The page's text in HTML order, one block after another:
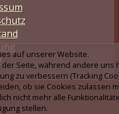
auf unserer Website.
Seite, während andere uns
zu verbessern (Tracking
ob sie Cookies zulassen
nicht mehr alle
stellen.